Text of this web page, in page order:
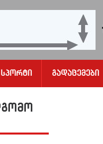
Სპორტი Გადაცემები